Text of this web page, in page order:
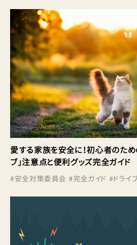
愛する家族を安全に！初心者のため
ブ」注意点と便利グッズ完全ガイド
#安全対策委員会 #完全ガイド #ドライ